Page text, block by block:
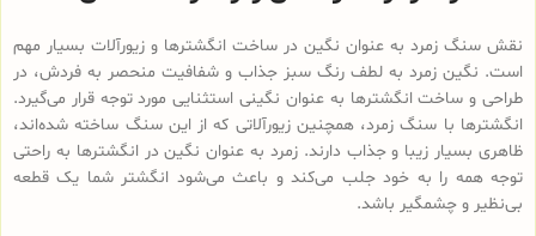
نقش سنگ زمرد به عنوان نگین در ساخت انگشترها و زیورآلات بسیار مهم
است. نگین زمرد به لطف رنگ سبز جذاب و شفافیت منحصر به فردش، در
طراحی و ساخت انگشترها به عنوان نگینی استثنایی مورد توجه قرار می‌گیرد.
انگشترها با سنگ زمرد، همچنین زیورآلاتی که از این سنگ ساخته شده‌اند،
ظاهری بسیار زیبا و جذاب دارند. زمرد به عنوان نگین در انگشترها به راحتی
توجه همه را به خود جلب می‌کند و باعث می‌شود انگشتر شما یک قطعه
بی‌نظیر و چشمگیر باشد.